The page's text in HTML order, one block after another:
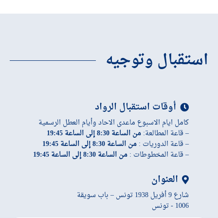
استقبال وتوجيه
أوقات استقبال الرواد
كامل ايام الاسبوع ماعدى الاحاد وأيام العطل الرسمية
– قاعة المطالعة:من الساعة 8:30 إلى الساعة 19:45
– قاعة الدوريات :من الساعة 8:30 إلى الساعة 19:45
– قاعة المخطوطات :من الساعة 8:30 إلى الساعة 19:45
العنوان
شارع 9 أفريل 1938 تونس – باب سويقة
1006 - تونس